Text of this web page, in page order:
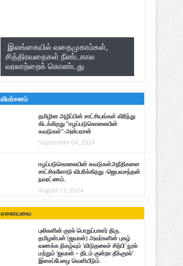
இலங்கையில் வதைமுகாம்கள்,
சித்திரவதைகள் நீண்டகால
வரலாற்றைக் கொண்டது
விமர்சனம்
தமிழின அழிப்பின் சாட்சியங்கள் விரிந்து
கிடக்கிறது “ஈழப்படுகொலையின்
சுவடுகள்”-அன்பரசன்
September 04, 2024
ஈழப்படுகொலையின் சுவடுகள்அநீதிகளை
சாட்சிகளோடு விபரிக்கிறது -ஜெயவசந்தன்
நவரட்ணம்.
August 13, 2024
ஏனையவை
புலிகளின் குரல் பொறுப்பாளர் திரு.
தமிழன்பன் (ஜவான்) அவர்களின் புகழ்
வணக்க நிகழ்வும் ‘விடுதலைச் சிற்பி’ நூல்
மற்றும் ‘ஜவான் – திடம் குன்றா தீக்குரல்’
இசைப்பேழை வெளியீடும்.